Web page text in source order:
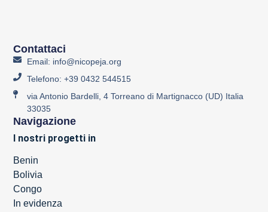
Contattaci
Email: info@nicopeja.org
Telefono: +39 0432 544515
via Antonio Bardelli, 4 Torreano di Martignacco (UD) Italia
33035
Navigazione
I nostri progetti in
Benin
Bolivia
Congo
In evidenza